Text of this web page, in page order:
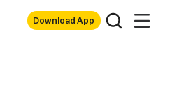
Download App